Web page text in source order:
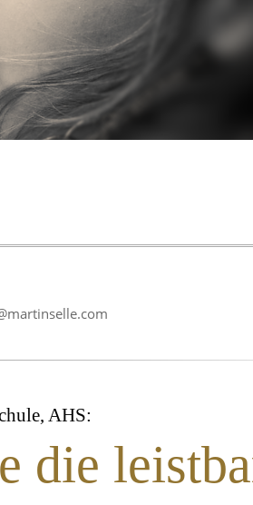
AHS:
die